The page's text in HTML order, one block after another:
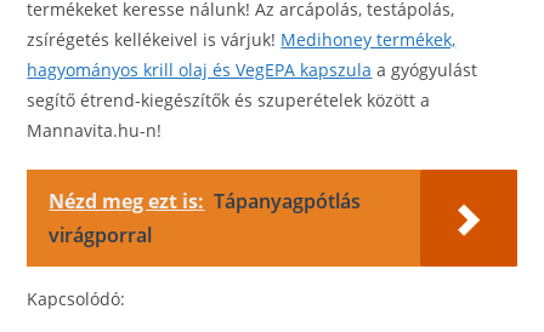
termékeket keresse nálunk! Az arcápolás, testápolás,
zsírégetés kellékeivel is várjuk! Medihoney termékek,
hagyományos krill olaj és VegEPA kapszula a gyógyulást
segítő étrend-kiegészítők és szuperételek között a
Mannavita.hu-n!
Nézd meg ezt is: Tápanyagpótlás
virágporral
Kapcsolódó: